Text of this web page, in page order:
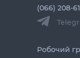
(066) 208-
Робочий